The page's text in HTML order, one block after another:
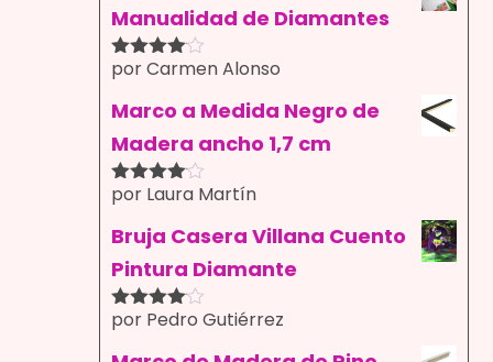
Manualidad de Diamantes
Valorado
5
por Carmen Alonso
Marco a Medida Negro de
Madera ancho 1,7 cm
Valorado
5
por Laura Martín
Bruja Casera Villana Cuento
Pintura Diamante
Valorado
5
por Pedro Gutiérrez